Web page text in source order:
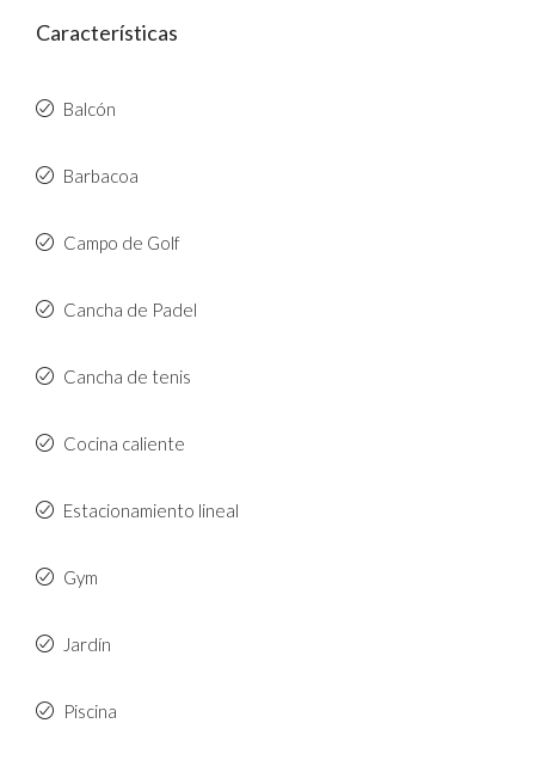
Características
Balcón
Barbacoa
Campo de Golf
Cancha de Padel
Cancha de tenis
Cocina caliente
Estacionamiento lineal
Gym
Jardín
Piscina